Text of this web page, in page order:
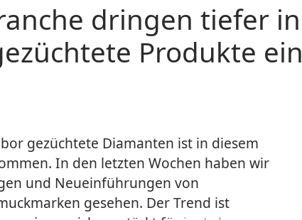
dringen tiefer
Produkte ein
gezüchtete Diamanten ist in diesem
In den letzten Wochen haben wir
und Neueinführungen von
gesehen. Der Trend ist